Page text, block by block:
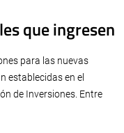
que ingresen
para las nuevas
establecidas en el
de Inversiones. Entre